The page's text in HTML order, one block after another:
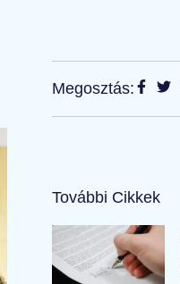
Megosztás:
További Cikkek